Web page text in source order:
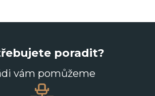
poradit?
vám pomůžeme